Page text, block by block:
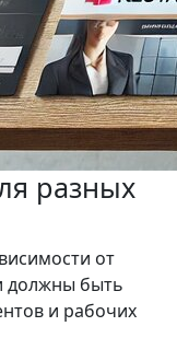
разных
от
должны быть
и рабочих